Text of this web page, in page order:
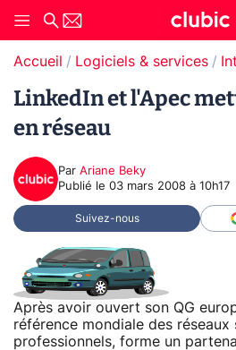
Accueil Logiciels & services
LinkedIn et l'Apec
en réseau
Par Ariane Beky
Publié le 03 mars 2008 à 10h17
Suivez-nous
Après avoir ouvert son QG
référence mondiale des réseaux
professionnels, forme un